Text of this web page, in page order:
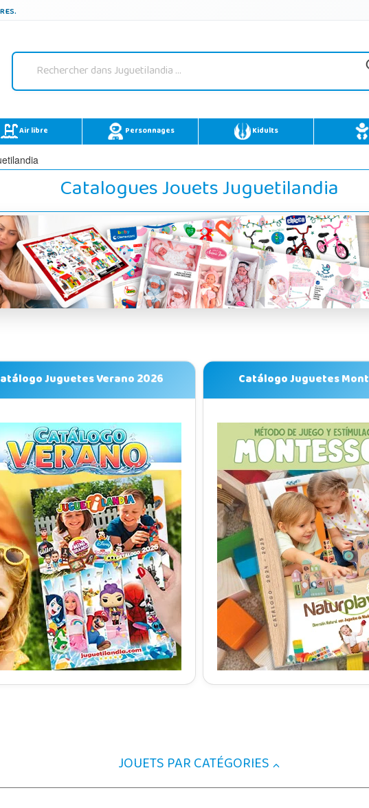
Air libre Personnages Kidults
Catalogues Jouets Juguetilandia
Juguetes Verano 2026 Catálogo Juguetes
JOUETS PAR CATÉGORIES